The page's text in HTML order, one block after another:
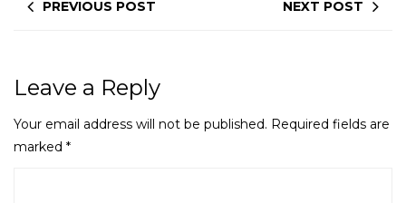
PREVIOUS POST NEXT POST
Leave a Reply
Your email address will not be published. Required fields are
marked *